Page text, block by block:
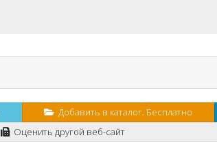
Добавить в каталог. Бесплатно
Оценить другой веб-сайт